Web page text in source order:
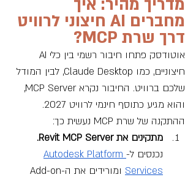
מדריך מהיר: איך
מחברים AI חיצוני לרוויט
דרך שרת MCP?
חיצוניים, כמו Claude Desktop,
לבין המודל
שלכם ברוויט. החיבור נקרא MCP Server,
והוא מגיע כתוסף חינמי לרוויט 2027.
ההתקנה של שרת MCP נעשית כך:
מתקינים את Revit MCP Server.
נכנסים ל- Autodesk Platform
Services